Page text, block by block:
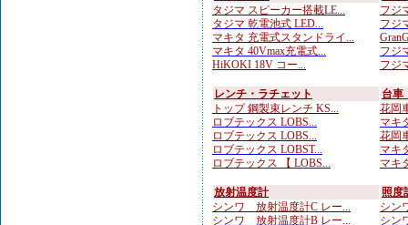
タジマ スピーカー搭載LE...
タジマ 乾電池式 LED...
マキタ 充電式スタンドライ...
マキタ 40Vmax充電式...
HiKOKI 18V コー...
フジ
フジ
フジ
フジ
レンチ・ラチェット
トップ 鋼製束レンチ KS...
ロブテックス LOBS...
ロブテックス LOBS...
ロブテックス LOBST...
ロブテックス 【 LOBS...
台車
花岡
マキ
花岡
マキ
マキ
放射温度計
シンワ 放射温度計C レー...
シンワ 放射温度計B レー...
照度
シン
シン